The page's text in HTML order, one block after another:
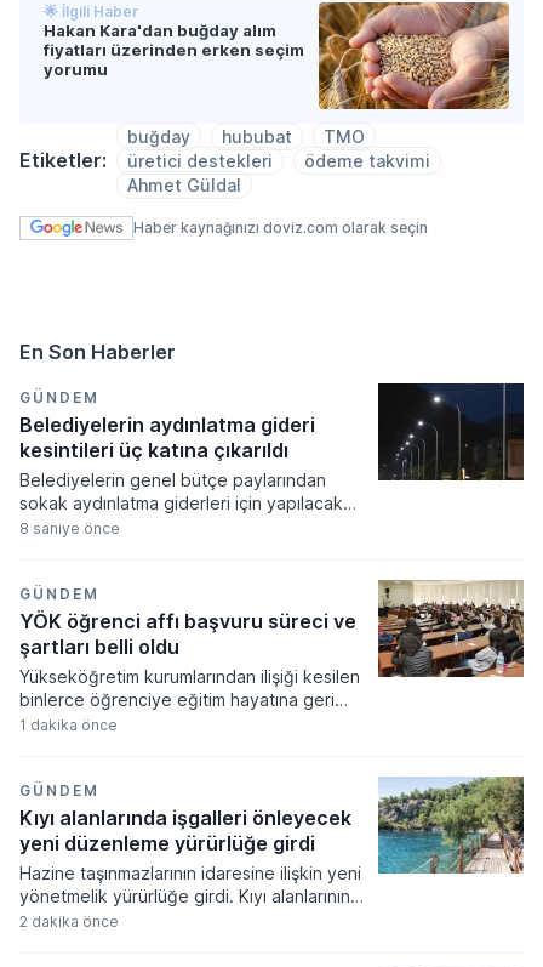
🌟 İlgili Haber
Hakan Kara'dan buğday alım
fiyatları üzerinden erken seçim
yorumu
Etiketler:
buğday hububat
TMO
üretici destekleri
ödeme takvimi
Ahmet Güldal
Haber kaynağınızı doviz.com olarak seçin
En Son Haberler
GÜNDEM
Belediyelerin aydınlatma gideri
kesintileri üç katına çıkarıldı
Belediyelerin genel bütçe paylarından
sokak aydınlatma giderleri için yapılacak
kesinti oranlarında önemli bir artışa gidildi.
karşılanması amacıyla yerel yönetimlerin
paylarından kesilecek tutarların oranı
önceki döneme kıyasla üç katına çıkarıldı.
8 saniye önce
GÜNDEM
YÖK öğrenci affı başvuru süreci ve
şartları belli oldu
Yükseköğretim kurumlarından ilişiği kesilen
binlerce öğrenciye eğitim hayatına geri
dönme fırsatı tanıyan yeni yasal düzenleme
tüm kademeleri kapsayan bu düzenleme ile
şartları sağlayan adaylar dört ay içinde
başvuru yaparak 2026-2027 akademik
yılında ders başı yapabilecek.
1 dakika önce
GÜNDEM
Kıyı alanlarında işgalleri önleyecek
yeni düzenleme yürürlüğe girdi
Hazine taşınmazlarının idaresine ilişkin yeni
yönetmelik yürürlüğe girdi. Kıyı alanlarının
yönetiminde belediyelerin yanı sıra
2 dakika önce